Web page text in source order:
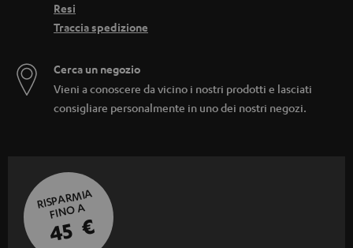
Resi
Traccia spedizione
Cerca un negozio
Vieni a conoscere da vicino i nostri prodotti e lasciati
consigliare personalmente in uno dei nostri negozi.
RISPARMIA
FINO A
45 €